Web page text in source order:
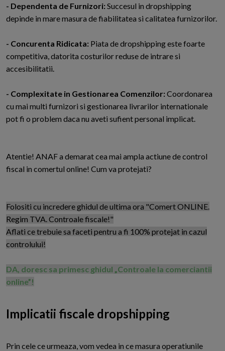
- Dependenta de Furnizori:Succesul in dropshipping
depinde in mare masura de fiabilitatea si calitatea furnizorilor.
- Concurenta Ridicata: Piata de dropshipping este foarte
competitiva, datorita costurilor reduse de intrare si
accesibilitatii.
- Complexitate in Gestionarea Comenzilor:Coordonarea
cu mai multi furnizori si gestionarea livrarilor internationale
pot fi o problem daca nu aveti sufient personal implicat.
Atentie! ANAF a demarat cea mai ampla actiune de control
fiscal in comertul online! Cum va protejati?
Folositi cu incredere ghidul de ultima ora "Comert ONLINE.
Regim TVA. Controale fiscale!"
Aflati ce trebuie sa faceti pentru a fi 100% protejat in cazul
controlului!
DA, doresc sa primesc ghidul „Controale la comerciantii
online”!
Implicatii fiscale dropshipping
Prin cele ce urmeaza, vom vedea in ce masura operatiunile